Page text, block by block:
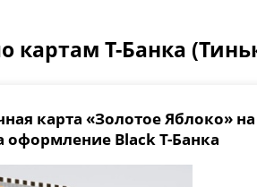
картам Т-Банка
карта «Золотое Яблоко» на
оформление Black Т-Банка